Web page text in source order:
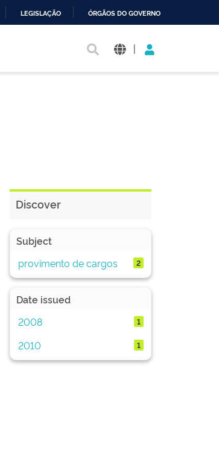
LEGISLAÇÃO ÓRGÃOS DO GOVERNO
|
Discover
Subject
provimento de cargos
2
Date issued
2008
1
2010 1